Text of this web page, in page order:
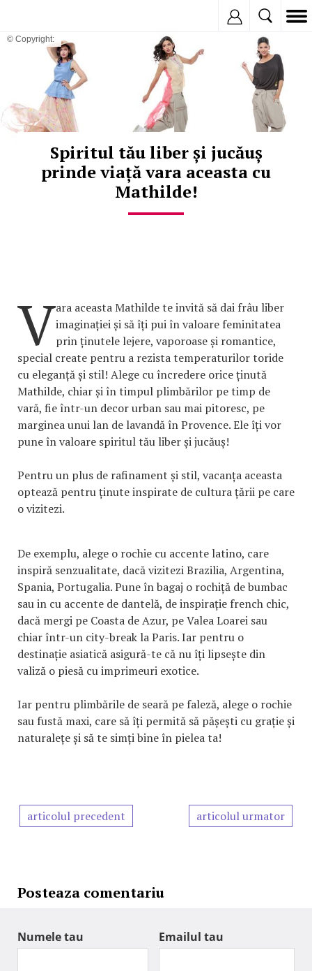
© Copyright:
Spiritul tău liber și jucăuș
prinde viață vara aceasta cu
Mathilde!
Vara aceasta Mathilde te invită să dai frâu liber
imaginației și să îți pui în valoare feminitatea
prin ținutele lejere, vaporoase și romantice,
special create pentru a rezista temperaturilor toride
cu eleganță și stil! Alege cu încredere orice ținută
Mathilde, chiar și în timpul plimbărilor pe timp de
vară, fie într-un decor urban sau mai pitoresc, pe
marginea unui lan de lavandă în Provence. Ele îți vor
pune în valoare spiritul tău liber și jucăuș!
Pentru un plus de rafinament și stil, vacanța aceasta
optează pentru ținute inspirate de cultura țării pe care
o vizitezi.
De exemplu, alege o rochie cu accente latino, care
inspiră senzualitate, dacă vizitezi Brazilia, Argentina,
Spania, Portugalia. Pune în bagaj o rochiță de bumbac
sau in cu accente de dantelă, de inspirație french chic,
dacă mergi pe Coasta de Azur, pe Valea Loarei sau
chiar într-un city-break la Paris. Iar pentru o
destinație asiatică asigură-te că nu îți lipsește din
valiză o piesă cu imprimeuri exotice.
Iar pentru plimbările de seară pe faleză, alege o rochie
sau fustă maxi, care să îți permită să pășești cu grație și
naturalețe și să te simți bine în pielea ta!
articolul precedent articolul urmator
Posteaza comentariu
Numele tau Emailul tau